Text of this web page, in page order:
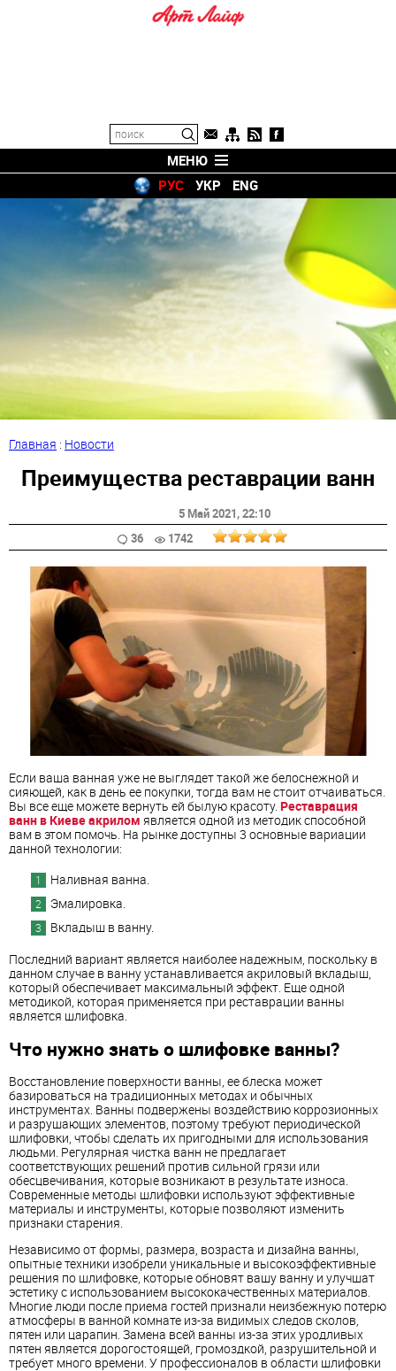
МЕНЮ
РУС
УКР ENG
Главная : Новости
Преимущества реставрации ванн
5 Май 2021, 22:10
36
1742
Если ваша ванная уже не выглядет такой же белоснежной и
сияющей, как в день ее покупки, тогда вам не стоит отчаиваться.
Вы все еще можете вернуть ей былую красоту. Реставрация
ванн в Киеве акрилом является одной из методик способной
вам в этом помочь. На рынке доступны 3 основные вариации
данной технологии:
Наливная ванна.
Эмалировка.
Вкладыш в ванну.
Последний вариант является наиболее надежным, поскольку в
данном случае в ванну устанавливается акриловый вкладыш,
который обеспечивает максимальный эффект. Еще одной
методикой, которая применяется при реставрации ванны
является шлифовка.
Что нужно знать о шлифовке ванны?
Восстановление поверхности ванны, ее блеска может
базироваться на традиционных методах и обычных
инструментах. Ванны подвержены воздействию коррозионных
и разрушающих элементов, поэтому требуют периодической
шлифовки, чтобы сделать их пригодными для использования
людьми. Регулярная чистка ванн не предлагает
соответствующих решений против сильной грязи или
обесцвечивания, которые возникают в результате износа.
Современные методы шлифовки используют эффективные
материалы и инструменты, которые позволяют изменить
признаки старения.
Независимо от формы, размера, возраста и дизайна ванны,
опытные техники изобрели уникальные и высокоэффективные
решения по шлифовке, которые обновят вашу ванну и улучшат
эстетику с использованием высококачественных материалов.
Многие люди после приема гостей признали неизбежную потерю
атмосферы в ванной комнате из-за видимых следов сколов,
пятен или царапин. Замена всей ванны из-за этих уродливых
пятен является дорогостоящей, громоздкой, разрушительной и
требует много времени. У профессионалов в области шлифовки